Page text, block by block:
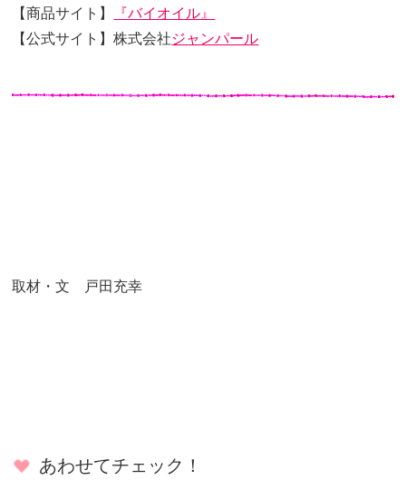
【商品サイト】
『バイオイル』
【公式サイト】株式会社ジャンパール
取材・文 戸田充幸
あわせてチェック！